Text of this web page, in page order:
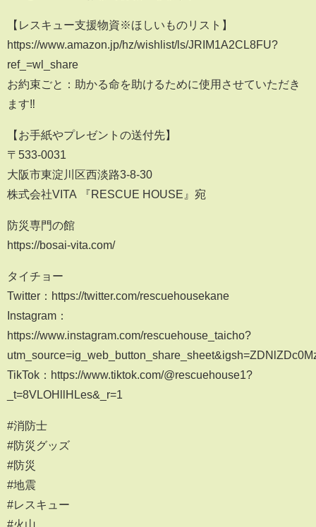
【レスキュー支援物資※ほしいものリスト】
https://www.amazon.jp/hz/wishlist/ls/JRIM1A2CL8FU?
ref_=wl_share
お約束ごと：助かる命を助けるために使用させていただき
ます‼︎
【お手紙やプレゼントの送付先】
〒533-0031
大阪市東淀川区西淡路3-8-30
株式会社VITA 『RESCUE HOUSE』宛
防災専門の館
https://bosai-vita.com/
タイチョー
Twitter：https://twitter.com/rescuehousekane
Instagram：
https://www.instagram.com/rescuehouse_taicho?
TikTok：https://www.tiktok.com/@rescuehouse1?
_t=8VLOHllHLes&_r=1
#消防士
#防災グッズ
#防災
#地震
#レスキュー
#火山